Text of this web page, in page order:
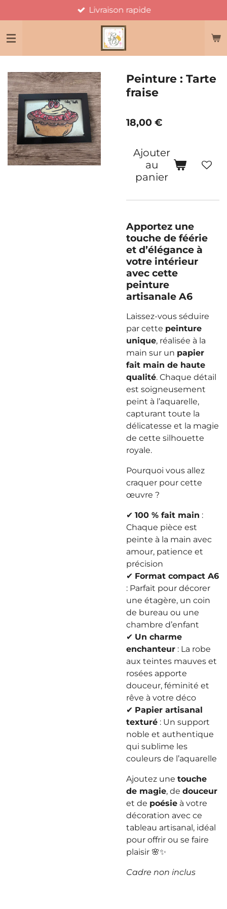
au
contenu
Livraison rapide
Peinture : Tarte
fraise
18,00 €
Ajouter
au
panier
Apportez une
touche de féérie
et d’élégance à
votre intérieur
avec cette
peinture
artisanale A6
Laissez-vous séduire
par cette peinture
unique, réalisée à la
main sur un papier
fait main de haute
qualité. Chaque détail
est soigneusement
peint à l’aquarelle,
capturant toute la
délicatesse et la magie
de cette silhouette
royale.
Pourquoi vous allez
craquer pour cette
œuvre ?
✔ 100 % fait main :
Chaque pièce est
peinte à la main avec
amour, patience et
précision
✔ Format compact A6
: Parfait pour décorer
une étagère, un coin
de bureau ou une
chambre d’enfant
✔ Un charme
enchanteur : La robe
aux teintes mauves et
rosées apporte
douceur, féminité et
rêve à votre déco
✔ Papier artisanal
texturé : Un support
noble et authentique
qui sublime les
couleurs de l’aquarelle
Ajoutez une touche
de magie, de douceur
et de poésie à votre
décoration avec ce
tableau artisanal, idéal
pour offrir ou se faire
plaisir 🌸✨
Cadre non inclus